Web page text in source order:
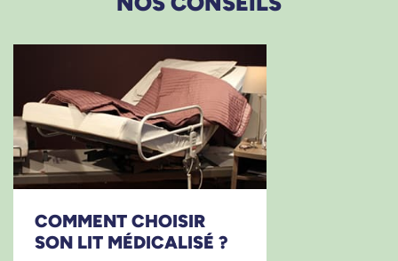
COMMENT CHOISIR
SON LIT MÉDICALISÉ ?